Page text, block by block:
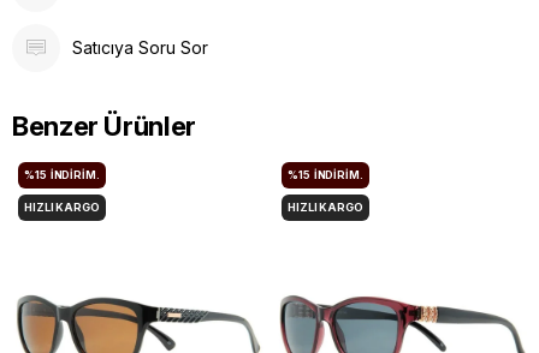
Satıcıya Soru Sor
Benzer Ürünler
%15 İNDIRIM.
HIZLI KARGO
%15 İNDIRIM.
HIZLI KARGO